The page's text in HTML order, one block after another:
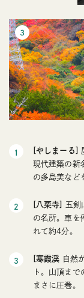
[やしまーる]
現代建築の新
の多島美など
[八栗寺]
五剣
の名所。車を
れて約4分。
[寒霞渓
自然
ト。山頂ま
まさに圧巻。